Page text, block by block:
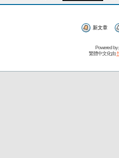
新文章
Powered by
繁體中文化由